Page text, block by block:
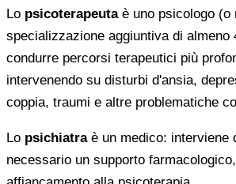
Lo psicoterapeutaè uno psicologo (o
specializzazione aggiuntiva di almeno
condurre percorsi terapeutici più
intervenendo su disturbi d'ansia,
coppia, traumi e altre problematiche
Lo psichiatraè un medico: interviene
necessario un supporto